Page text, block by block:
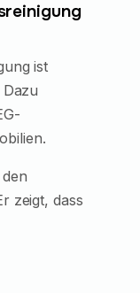
ist
zeigt, dass